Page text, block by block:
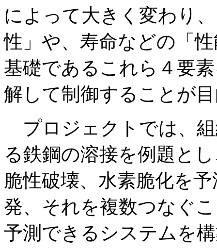
によって大きく変わり
性」や、寿命などの「
基礎であるこれら４要
解して制御することが
プロジェクトでは、
る鉄鋼の溶接を例題と
脆性破壊、水素脆化を
発、それを複数つなぐ
予測できるシステムを